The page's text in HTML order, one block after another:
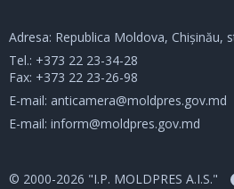
Adresa: Republica Moldova, Chișinău,
Tel.: +373 22 23-34-28
Fax: +373 22 23-26-98
E-mail: anticamera@moldpres.gov.md
E-mail: inform@moldpres.gov.md
© 2000-2026 "I.P. MOLDPRES A.I.S."